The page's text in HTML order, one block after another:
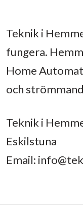
Teknik i
fungera.
Home
och
Teknik i
Eskilstuna
Email: